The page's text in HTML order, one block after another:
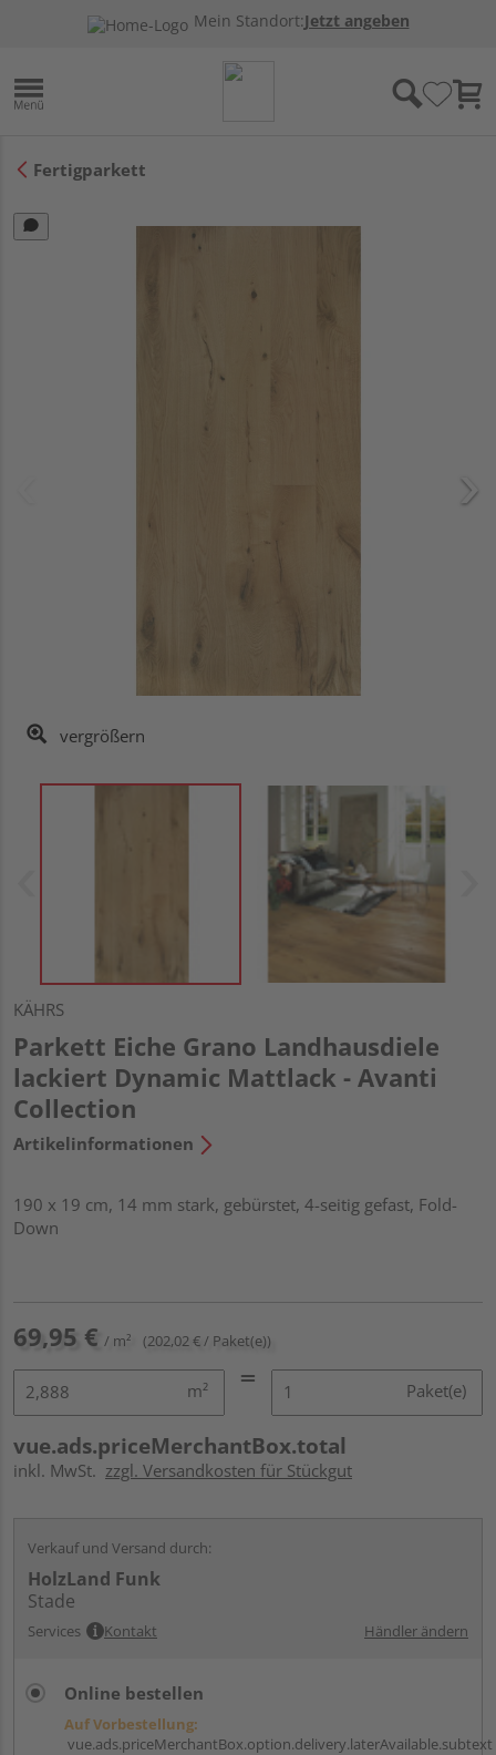
Mein Standort:Jetzt angeben
Fertigparkett
vergrößern
KÄHRS
Parkett Eiche Grano Landhausdiele
lackiert Dynamic Mattlack - Avanti
Collection
Artikelinformationen
190 x 19 cm, 14 mm stark, gebürstet, 4-seitig gefast, Fold-
Down
69,95 € / m² (202,02 € / Paket(e))
m² Paket(e)
vue.ads.priceMerchantBox.total
inkl. MwSt. zzgl. Versandkosten für Stückgut
Verkauf und Versand durch:
HolzLand Funk
Stade
Services Kontakt Händler ändern
Online bestellen
Auf Vorbestellung:
vue.ads.priceMerchantBox.option.delivery.laterAvailable.subtext